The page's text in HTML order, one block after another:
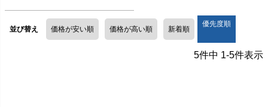
並び替え 価格が安い順 価格が高い順 新着順
優先度順
5件中 1-5件表示